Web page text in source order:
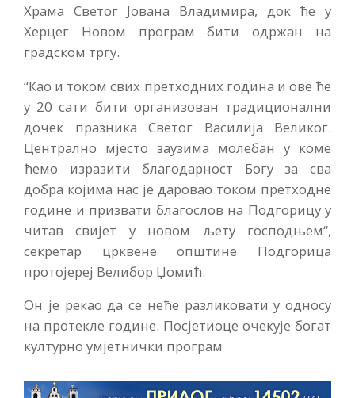
Храма Светог Јована Владимира, док ће у
Херцег Новом програм бити одржан на
градском тргу.
“Као и током свих претходних година и ове ће
у 20 сати бити организован традиционални
дочек празника Светог Василија Великог.
Централно мјесто заузима молебан у коме
ћемо изразити благодарност Богу за сва
добра којима нас је даровао током претходне
године и призвати благослов на Подгорицу у
читав свијет у новом љету господњем“,
секретар црквене општине Подгорица
протојереј Велибор Џомић.
Он је рекао да се неће разликовати у односу
на протекле године. Посјетиоце очекује богат
културно умјетнички програм